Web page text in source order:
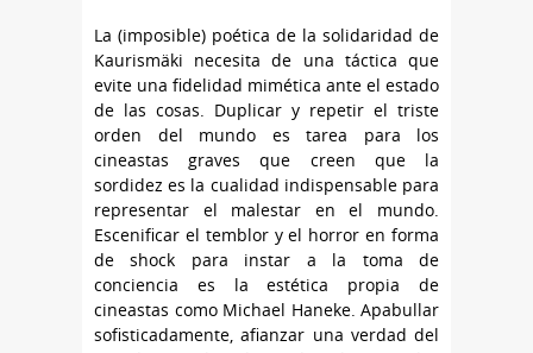
La (imposible) poética de la solidaridad de
Kaurismäki necesita de una táctica que
evite una fidelidad mimética ante el estado
de las cosas. Duplicar y repetir el triste
orden del mundo es tarea para los
cineastas graves que creen que la
sordidez es la cualidad indispensable para
representar el malestar en el mundo.
Escenificar el temblor y el horror en forma
de shock para instar a la toma de
conciencia es la estética propia de
cineastas como Michael Haneke. Apabullar
sofisticadamente, afianzar una verdad del